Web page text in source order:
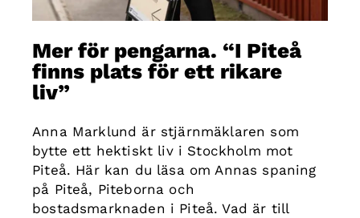
Mer för pengarna. “I Piteå
finns plats för ett rikare
liv”
Anna Marklund är stjärnmäklaren som
bytte ett hektiskt liv i Stockholm mot
Piteå. Här kan du läsa om Annas spaning
på Piteå, Piteborna och
bostadsmarknaden i Piteå. Vad är till